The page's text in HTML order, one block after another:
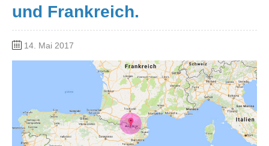
und Frankreich.
14. Mai 2017